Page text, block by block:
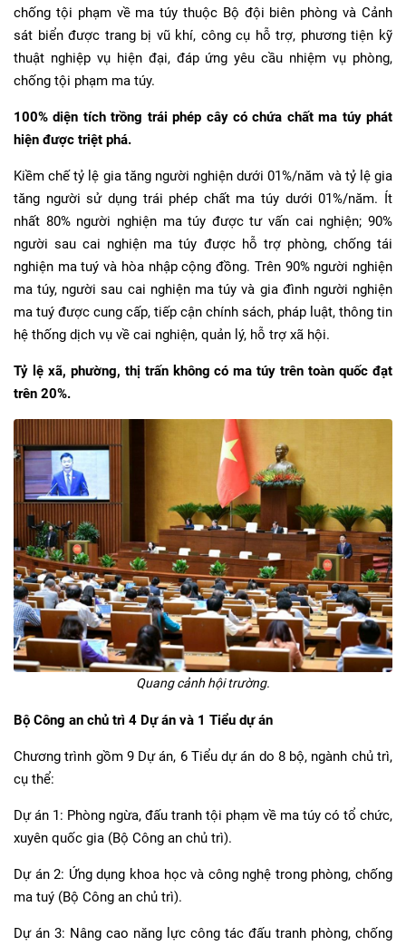
chống tội phạm về ma túy thuộc Bộ đội biên phòng và Cảnh
sát biển được trang bị vũ khí, công cụ hỗ trợ, phương tiện kỹ
thuật nghiệp vụ hiện đại, đáp ứng yêu cầu nhiệm vụ phòng,
chống tội phạm ma túy.
100% diện tích trồng trái phép cây có chứa chất ma túy phát
hiện được triệt phá.
Kiềm chế tỷ lệ gia tăng người nghiện dưới 01%/năm và tỷ lệ gia
tăng người sử dụng trái phép chất ma túy dưới 01%/năm. Ít
nhất 80% người nghiện ma túy được tư vấn cai nghiện; 90%
người sau cai nghiện ma túy được hỗ trợ phòng, chống tái
nghiện ma tuý và hòa nhập cộng đồng. Trên 90% người nghiện
ma túy, người sau cai nghiện ma túy và gia đình người nghiện
ma tuý được cung cấp, tiếp cận chính sách, pháp luật, thông tin
hệ thống dịch vụ về cai nghiện, quản lý, hỗ trợ xã hội.
Tỷ lệ xã, phường, thị trấn không có ma túy trên toàn quốc đạt
trên 20%.
Quang cảnh hội trường.
Bộ Công an chủ trì 4 Dự án và 1 Tiểu dự án
Chương trình gồm 9 Dự án, 6 Tiểu dự án do 8 bộ, ngành chủ trì,
cụ thể:
Dự án 1: Phòng ngừa, đấu tranh tội phạm về ma túy có tổ chức,
xuyên quốc gia (Bộ Công an chủ trì).
Dự án 2: Ứng dụng khoa học và công nghệ trong phòng, chống
ma tuý (Bộ Công an chủ trì).
Dự án 3: Nâng cao năng lực công tác đấu tranh phòng, chống